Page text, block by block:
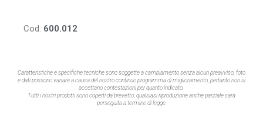
Cod. 600.012
Caratteristiche e specifiche tecniche sono soggette a cambiamento senza alcun preavviso, foto
e dati possono variare a causa del nostro continuo programma di miglioramento, pertanto non si
accettano contestazioni per quanto indicato.
Tutti i nostri prodotti sono coperti da brevetto, qualsiasi riproduzione anche parziale sarà
perseguita a termine di legge.